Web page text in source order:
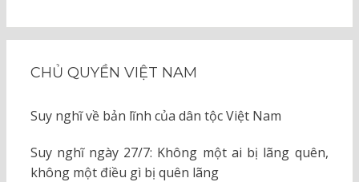
CHỦ QUYỀN VIỆT NAM
Suy nghĩ về bản lĩnh của dân tộc Việt Nam
Suy nghĩ ngày 27/7: Không một ai bị lãng quên,
không một điều gì bị quên lãng